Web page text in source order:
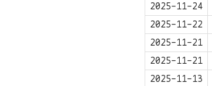
2025-11-24
2025-11-22
2025-11-21
2025-11-21
2025-11-13